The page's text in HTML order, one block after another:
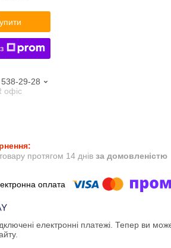
29-28
офіс
протягом 14 днів за домовленістю
електронні платежі. Тепер ви